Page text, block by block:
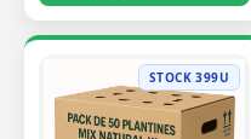
STOCK 399U